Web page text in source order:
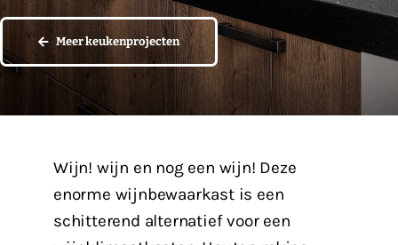
Meer keukenprojecten
Wijn! wijn en nog een wijn! Deze
enorme wijnbewaarkast is een
schitterend alternatief voor een